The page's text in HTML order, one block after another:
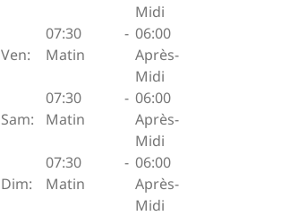
Midi
Ven:
07:30
Matin
- 06:00
Après-
Midi
Sam:
07:30
Matin
- 06:00
Après-
Midi
Dim:
07:30
Matin
- 06:00
Après-
Midi